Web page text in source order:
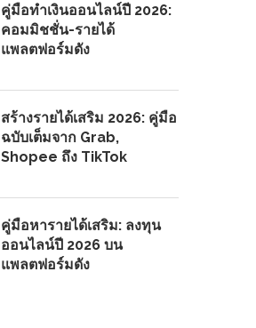
คู่มือทำเงินออนไลน์ปี 2026:
คอมมิชชั่น-รายได้
แพลตฟอร์มดัง
สร้างรายได้เสริม 2026: คู่มือ
ฉบับเต็มจาก Grab,
Shopee ถึง TikTok
คู่มือหารายได้เสริม: ลงทุน
ออนไลน์ปี 2026 บน
แพลตฟอร์มดัง